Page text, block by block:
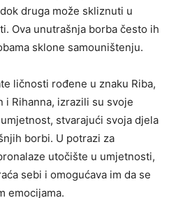
druga može skliznuti u
Ova unutrašnja borba često ih
sklone samouništenju.
ličnosti rođene u znaku Riba,
i Rihanna, izrazili su svoje
stvarajući svoja djela
borbi. U potrazi za
utočište u umjetnosti,
sebi i omogućava im da se
emocijama.